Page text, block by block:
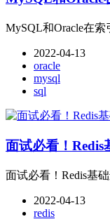
MySQL和Oracle在
2022-04-13
oracle
mysql
sql
面试必看！Redis
面试必看！Redis基础
2022-04-13
redis